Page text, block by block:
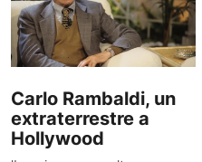
Carlo Rambaldi, un
extraterrestre a
Hollywood